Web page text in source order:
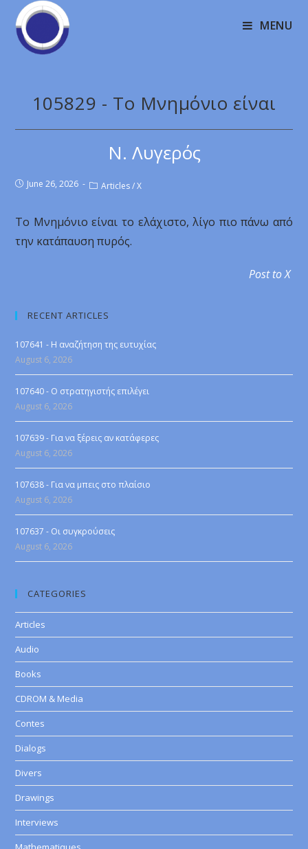
MENU
105829 - Το Μνημόνιο είναι
Ν. Λυγερός
June 26, 2026 Articles / X
Το Μνημόνιο είναι το ελάχιστο, λίγο πιο πάνω από
την κατάπαυση πυρός.
Post to X
RECENT ARTICLES
107641 - Η αναζήτηση της ευτυχίας
August 6, 2026
107640 - Ο στρατηγιστής επιλέγει
August 6, 2026
107639 - Για να ξέρεις αν κατάφερες
August 6, 2026
107638 - Για να μπεις στο πλαίσιο
August 6, 2026
107637 - Οι συγκρούσεις
August 6, 2026
CATEGORIES
Articles
Audio
Books
CDROM & Media
Contes
Dialogs
Divers
Drawings
Interviews